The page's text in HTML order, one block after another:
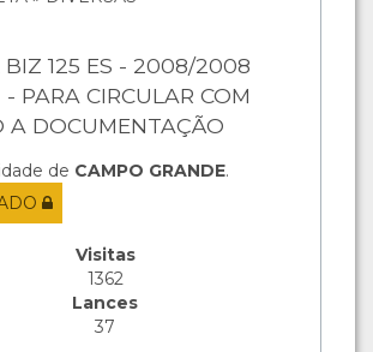
125 ES - 2008/2008
- PARA CIRCULAR COM
A DOCUMENTAÇÃO
de CAMPO GRANDE.
Visitas
1362
Lances
37